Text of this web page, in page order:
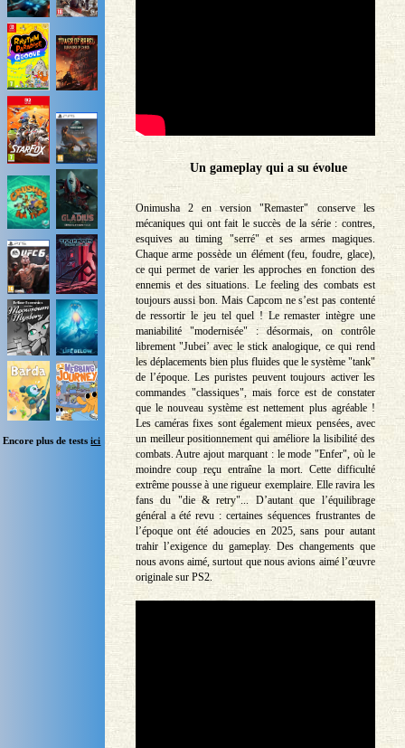
Encore plus de testsici
Un gameplay qui a su évolue
Onimusha 2 en version "Remaster" conserve les
mécaniques qui ont fait le succès de la série : contres,
esquives au timing "serré" et ses armes magiques.
Chaque arme possède un élément (feu, foudre, glace),
ce qui permet de varier les approches en fonction des
ennemis et des situations. Le feeling des combats est
toujours aussi bon. Mais Capcom ne s’est pas contenté
de ressortir le jeu tel quel ! Le remaster intègre une
maniabilité "modernisée" : désormais, on contrôle
librement "Jubei’ avec le stick analogique, ce qui rend
les déplacements bien plus fluides que le système "tank"
de l’époque. Les puristes peuvent toujours activer les
commandes "classiques", mais force est de constater
que le nouveau système est nettement plus agréable !
Les caméras fixes sont également mieux pensées, avec
un meilleur positionnement qui améliore la lisibilité des
combats. Autre ajout marquant : le mode "Enfer", où le
moindre coup reçu entraîne la mort. Cette difficulté
extrême pousse à une rigueur exemplaire. Elle ravira les
fans du "die & retry"... D’autant que l’équilibrage
général a été revu : certaines séquences frustrantes de
l’époque ont été adoucies en 2025, sans pour autant
trahir l’exigence du gameplay. Des changements que
nous avons aimé, surtout que nous avions aimé l’œuvre
originale sur PS2.